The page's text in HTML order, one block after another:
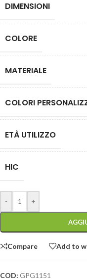
DIMENSIONI
COLORE
MATERIALE
COLORI
ETÀ UTILIZZO
HIC
- +
Compare Add to
COD: GPG1151